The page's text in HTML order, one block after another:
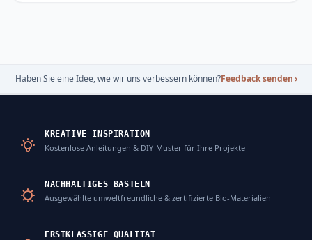
Haben Sie eine Idee, wie wir uns verbessern können?Feedback senden›
KREATIVE INSPIRATION
Kostenlose Anleitungen & DIY-Muster für Ihre Projekte
NACHHALTIGES BASTELN
Ausgewählte umweltfreundliche & zertifizierte Bio-Materialien
ERSTKLASSIGE QUALITÄT